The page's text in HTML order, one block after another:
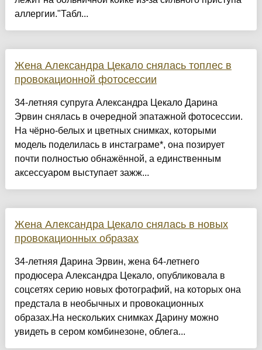
аллергии."Табл...
Жена Александра Цекало снялась топлес в
провокационной фотосессии
34-летняя супруга Александра Цекало Дарина
Эрвин снялась в очередной эпатажной фотосессии.
На чёрно-белых и цветных снимках, которыми
модель поделилась в инстаграме*, она позирует
почти полностью обнажённой, а единственным
аксессуаром выступает зажж...
Жена Александра Цекало снялась в новых
провокационных образах
34-летняя Дарина Эрвин, жена 64-летнего
продюсера Александра Цекало, опубликовала в
соцсетях серию новых фотографий, на которых она
предстала в необычных и провокационных
образах.На нескольких снимках Дарину можно
увидеть в сером комбинезоне, облега...